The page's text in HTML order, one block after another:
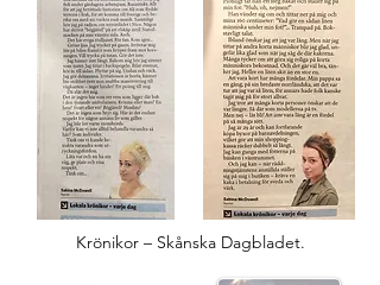
Krönikor – Skånska Dagbladet.